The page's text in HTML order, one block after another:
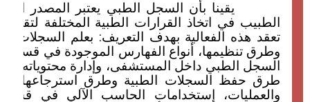
يقينا بأن السجل الطبي يعتبر المصدر
الطبيب في اتخاذ القرارات الطبية المختلفة
تعقد هذه الفعالية بهدف التعريف: بعلم السجلات
وطرق تنظيمها، أنواع الفهارس الموجودة في قسم
السجل الطبي داخل المستشفى، وإدارة محتوياته،
طرق حفظ السجلات الطبية وطرق استرجاعها،
والعمليات، إستخدامات الحاسب الآلي في قسم